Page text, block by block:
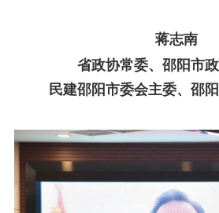
蒋志南
省政协常委、邵阳市
民建邵阳市委会主委、邵